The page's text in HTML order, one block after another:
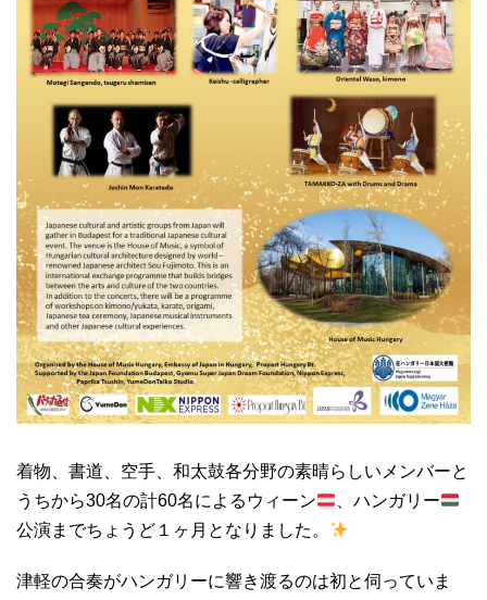
着物、書道、空手、和太鼓各分野の素晴らしいメンバーと
うちから30名の計60名によるウィーン
、ハンガリー
公演までちょうど１ヶ月となりました。
津軽の合奏がハンガリーに響き渡るのは初と伺っていま